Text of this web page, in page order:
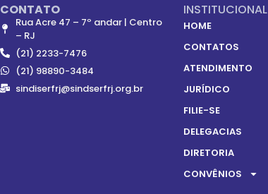
CONTATO
Rua Acre 47 – 7º andar | Centro
– RJ
(21) 2233-7476
(21) 98890-3484
sindiserfrj@sindserfrj.org.br
INSTITUCIONAL
HOME
CONTATOS
ATENDIMENTO
JURÍDICO
FILIE-SE
DELEGACIAS
DIRETORIA
CONVÊNIOS